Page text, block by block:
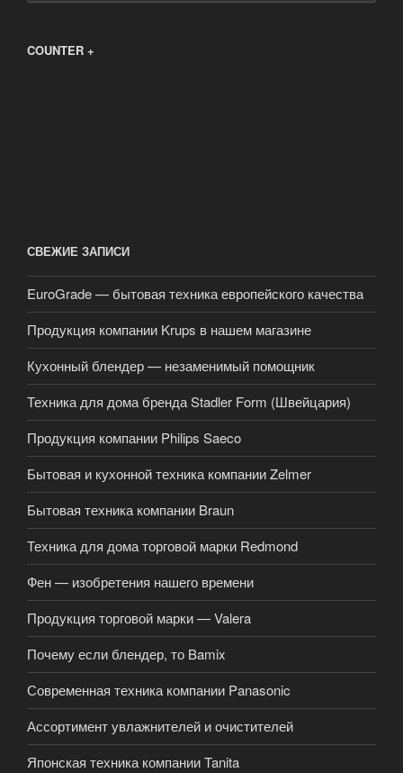
COUNTER +
СВЕЖИЕ ЗАПИСИ
EuroGrade — бытовая техника европейского качества
Продукция компании Krups в нашем магазине
Кухонный блендер — незаменимый помощник
Техника для дома бренда Stadler Form (Швейцария)
Продукция компании Philips Saeco
Бытовая и кухонной техника компании Zelmer
Бытовая техника компании Braun
Техника для дома торговой марки Redmond
Фен — изобретения нашего времени
Продукция торговой марки — Valera
Почему если блендер, то Bamix
Современная техника компании Panasonic
Ассортимент увлажнителей и очистителей
Японская техника компании Tanita